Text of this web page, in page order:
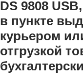
DS 9808
в пункте
курьером
отгрузкой